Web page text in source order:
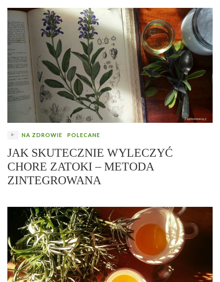
NA ZDROWIE POLECANE
JAK SKUTECZNIE WYLECZYĆ
CHORE ZATOKI – METODA
ZINTEGROWANA